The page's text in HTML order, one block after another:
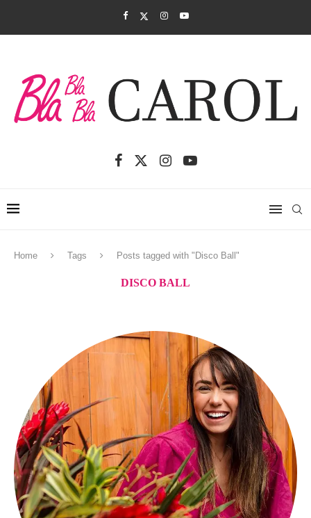
Home Tags Posts tagged with "Disco Ball"
DISCO BALL